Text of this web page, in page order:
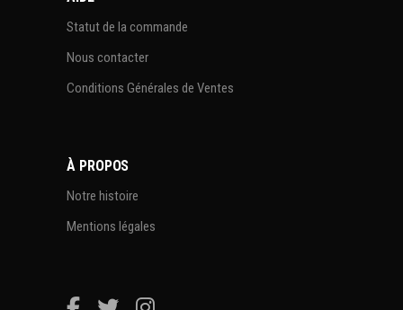
Statut de la commande
Nous contacter
Conditions Générales de Ventes
À PROPOS
Notre histoire
Mentions légales